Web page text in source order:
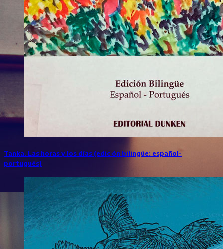
Tanka. Las horas y los días (edición bilingüe: español-
portugués)